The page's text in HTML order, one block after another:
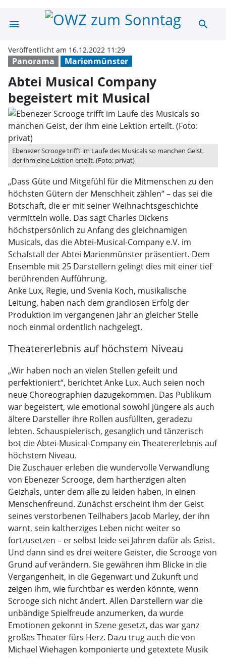
menu Abtei Musical
search
Panorama Marienmünster
Veröffentlicht am 16.12.2022 11:29
Abtei Musical Company
begeistert mit Musical
Ebenezer Scrooge trifft im Laufe des Musicals so manchen Geist,
der ihm eine Lektion erteilt. (Foto: privat)
„Dass Güte und Mitgefühl für die Mitmenschen zu den
höchsten Gütern der Menschheit zählen“ – das sei die
Botschaft, die er mit seiner Weihnachtsgeschichte
vermitteln wolle. Das sagt Charles Dickens
höchstpersönlich zu Anfang des gleichnamigen
Musicals, das die Abtei-Musical-Company e.V. im
Schafstall der Abtei Marienmünster präsentiert. Dem
Ensemble mit 25 Darstellern gelingt dies mit einer tief
berührenden Aufführung.
Anke Lux, Regie, und Svenia Koch, musikalische
Leitung, haben nach dem grandiosen Erfolg der
Produktion im vergangenen Jahr an gleicher Stelle
noch einmal ordentlich nachgelegt.
Theatererlebnis auf höchstem Niveau
„Wir haben noch an vielen Stellen gefeilt und
perfektioniert“, berichtet Anke Lux. Auch seien noch
neue Choreographien dazugekommen. Das Publikum
war begeistert, wie emotional sowohl jüngere als auch
ältere Darsteller ihre Rollen ausfüllten, geradezu
lebten. Schauspielerisch, gesanglich und tänzerisch
bot die Abtei-Musical-Company ein Theatererlebnis auf
höchstem Niveau.
Die Zuschauer erleben die wundervolle Verwandlung
von Ebenezer Scrooge, dem hartherzigen alten
Geizhals, unter dem alle zu leiden haben, in einen
Menschenfreund. Zunächst erscheint ihm der Geist
seines verstorbenen Teilhabers Jacob Marley, der ihn
warnt, sein kaltherziges Leben nicht weiter so
fortzusetzen – er selbst leide sei Jahren dafür als Geist.
Und dann sind es drei weitere Geister, die Scrooge von
Grund auf verändern. Sie gewähren ihm Blicke in die
Vergangenheit, in die Gegenwart und Zukunft und
zeigen ihm, wie furchtbar es werden könnte, wenn
Scrooge sich nicht ändert. Allen Darstellern war die
unbändige Spielfreude anzumerken, da wurde
Emotionen gekonnt in Szene gesetzt, das war ganz
großes Theater fürs Herz. Dazu trug auch die von
Michael Wiehagen komponierte und getextete Musik